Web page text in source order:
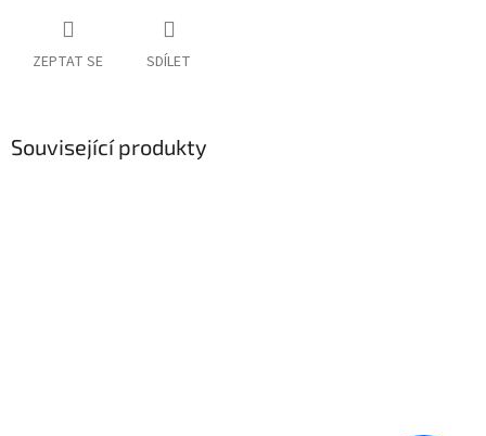
ZEPTAT SE SDÍLET
Související produkty